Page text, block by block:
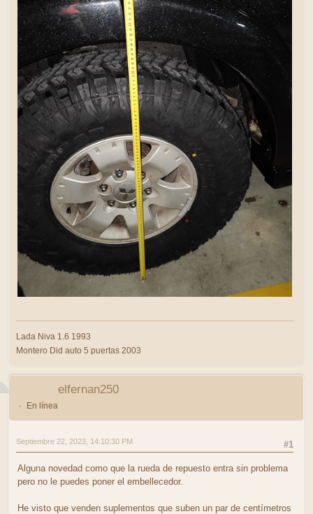
Lada Niva 1.6 1993
Montero Did auto 5 puertas 2003
elfernan250
En línea
#1
Septiembre 22, 2023, 14:10:30 PM
Alguna novedad como que la rueda de repuesto entra sin problema
pero no le puedes poner el embellecedor.
He visto que venden suplementos que suben un par de centímetros